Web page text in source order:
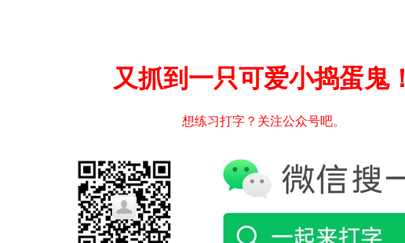
又抓到一只可爱小捣蛋鬼！
想练习打字？关注公众号吧。